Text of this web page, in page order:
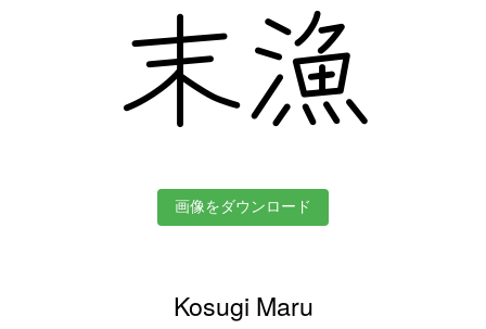
末漁
画像をダウンロード
Kosugi Maru